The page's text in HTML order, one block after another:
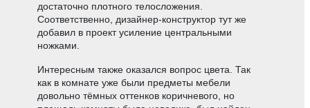
достаточно плотного телосложения.
Соответственно, дизайнер-конструктор тут же
добавил в проект усиление центральными
ножками.
Интересным также оказался вопрос цвета. Так
как в комнате уже были предметы мебели
довольно тёмных оттенков коричневого, но